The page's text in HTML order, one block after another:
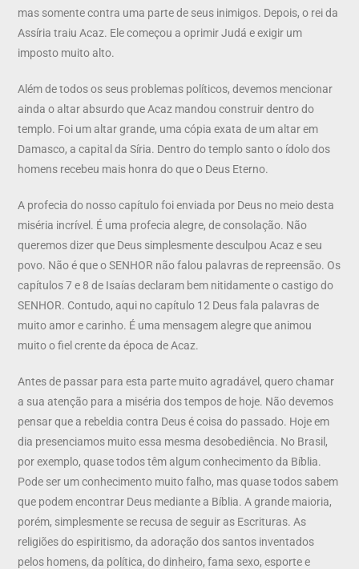
mas somente contra uma parte de seus inimigos. Depois, o rei da
Assíria traiu Acaz. Ele começou a oprimir Judá e exigir um
imposto muito alto.
Além de todos os seus problemas políticos, devemos mencionar
ainda o altar absurdo que Acaz mandou construir dentro do
templo. Foi um altar grande, uma cópia exata de um altar em
Damasco, a capital da Síria. Dentro do templo santo o ídolo dos
homens recebeu mais honra do que o Deus Eterno.
A profecia do nosso capítulo foi enviada por Deus no meio desta
miséria incrível. É uma profecia alegre, de consolação. Não
queremos dizer que Deus simplesmente desculpou Acaz e seu
povo. Não é que o SENHOR não falou palavras de repreensão. Os
capítulos 7 e 8 de Isaías declaram bem nitidamente o castigo do
SENHOR. Contudo, aqui no capítulo 12 Deus fala palavras de
muito amor e carinho. É uma mensagem alegre que animou
muito o fiel crente da época de Acaz.
Antes de passar para esta parte muito agradável, quero chamar
a sua atenção para a miséria dos tempos de hoje. Não devemos
pensar que a rebeldia contra Deus é coisa do passado. Hoje em
dia presenciamos muito essa mesma desobediência. No Brasil,
por exemplo, quase todos têm algum conhecimento da Bíblia.
Pode ser um conhecimento muito falho, mas quase todos sabem
que podem encontrar Deus mediante a Bíblia. A grande maioria,
porém, simplesmente se recusa de seguir as Escrituras. As
religiões do espiritismo, da adoração dos santos inventados
pelos homens, da política, do dinheiro, fama sexo, esporte e